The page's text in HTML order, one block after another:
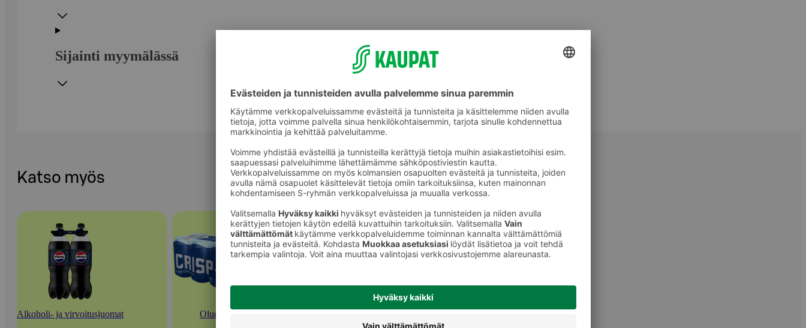
Sijainti myymälässä
Katso myös
Alkoholi- ja virvoitusjuomat Oluet